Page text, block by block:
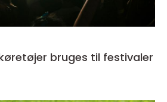
bruges til festivaler